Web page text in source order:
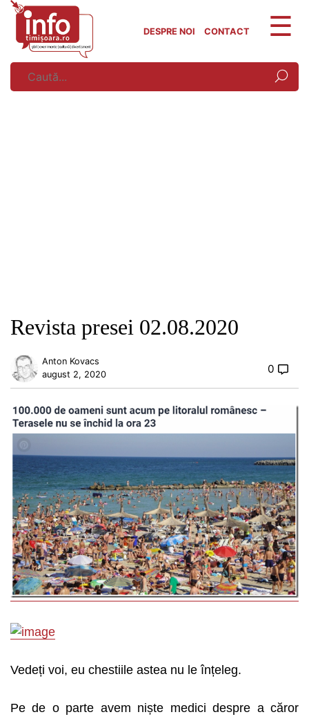
Skip
content
DESPRE NOI CONTACT
Revista presei 02.08.2020
Anton Kovacs
august 2, 2020
0
Vedeți voi, eu chestiile astea nu le înțeleg.
Pe de o parte avem niște medici despre a căror